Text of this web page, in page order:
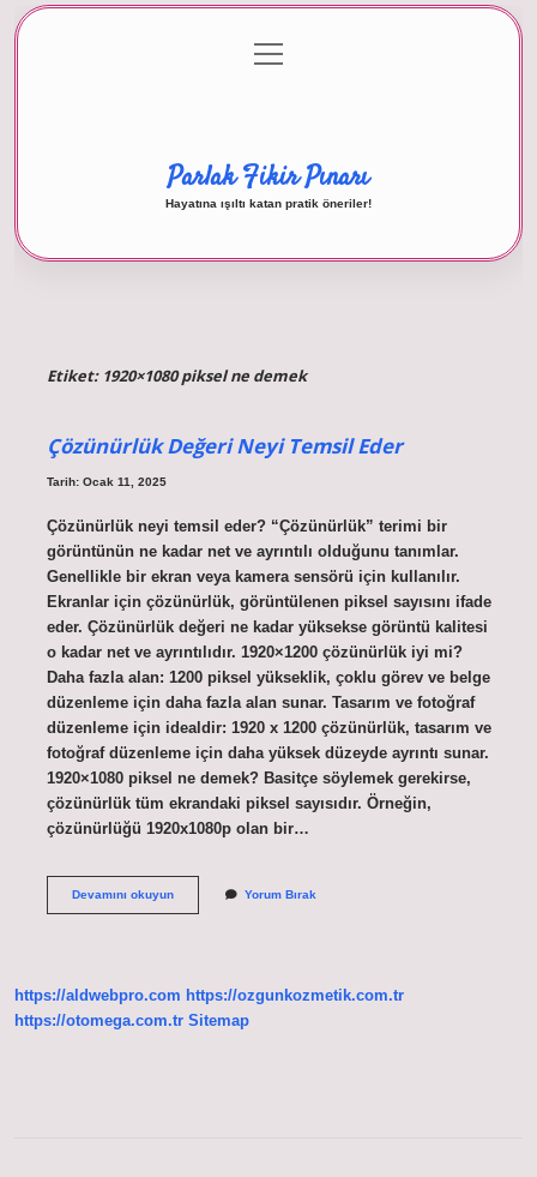
Gizlilik Politikası
menüyü
aç
Parlak Fikir Pınarı
Hayatına ışıltı katan pratik öneriler!
Etiket: 1920×1080 piksel ne demek
Çözünürlük Değeri Neyi Temsil Eder
Tarih: Ocak 11, 2025
Çözünürlük neyi temsil eder? “Çözünürlük” terimi bir
görüntünün ne kadar net ve ayrıntılı olduğunu tanımlar.
Genellikle bir ekran veya kamera sensörü için kullanılır.
Ekranlar için çözünürlük, görüntülenen piksel sayısını ifade
eder. Çözünürlük değeri ne kadar yüksekse görüntü kalitesi
o kadar net ve ayrıntılıdır. 1920×1200 çözünürlük iyi mi?
Daha fazla alan: 1200 piksel yükseklik, çoklu görev ve belge
düzenleme için daha fazla alan sunar. Tasarım ve fotoğraf
düzenleme için idealdir: 1920 x 1200 çözünürlük, tasarım ve
fotoğraf düzenleme için daha yüksek düzeyde ayrıntı sunar.
1920×1080 piksel ne demek? Basitçe söylemek gerekirse,
çözünürlük tüm ekrandaki piksel sayısıdır. Örneğin,
çözünürlüğü 1920x1080p olan bir…
Devamını okuyunÇözünürlük Yorum Bırak
https://aldwebpro.com https://ozgunkozmetik.com.tr
https://otomega.com.tr Sitemap